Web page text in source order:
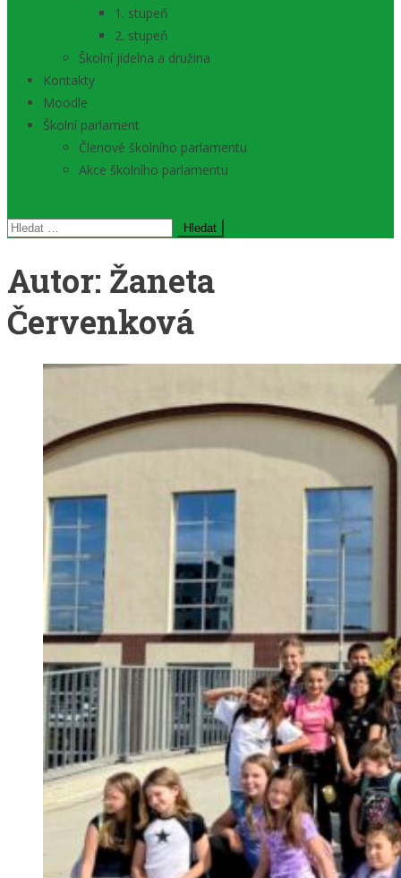
1. stupeň
2. stupeň
Školní jídelna a družina
Kontakty
Moodle
Školní parlament
Členové školního parlamentu
Akce školního parlamentu
Vyhledávání
Autor: Žaneta
Červenková